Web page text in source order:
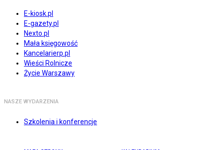
E-kiosk.pl
E-gazety.pl
Nexto.pl
Mała księgowość
Kancelarierp.pl
Wieści Rolnicze
Życie Warszawy
NASZE WYDARZENIA
Szkolenia i konferencje